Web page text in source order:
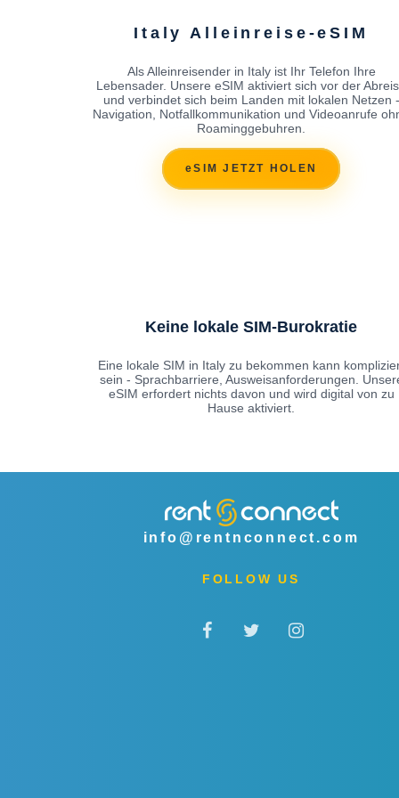
Italy Alleinreise-eSIM
Als Alleinreisender in Italy ist Ihr Telefon Ihre
Lebensader. Unsere eSIM aktiviert sich vor der
und verbindet sich beim Landen mit lokalen Netzen -
Navigation, Notfallkommunikation und Videoanrufe
Roaminggebuhren.
eSIM JETZT HOLEN
Keine lokale SIM-Burokratie
Eine lokale SIM in Italy zu bekommen kann
sein - Sprachbarriere, Ausweisanforderungen.
eSIM erfordert nichts davon und wird digital von zu
Hause aktiviert.
info@rentnconnect.com
FOLLOW US